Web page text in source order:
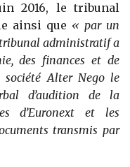
2016, le tribunal
ainsi que « par un
tribunal administratif a
des finances et de
société Alter Nego le
d’audition de la
d’Euronext et les
transmis par